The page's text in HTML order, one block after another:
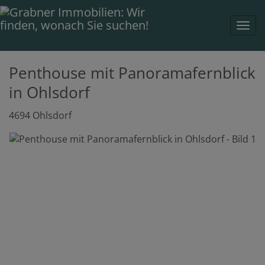
Penthouse mit Panoramafernblick
in Ohlsdorf
4694 Ohlsdorf